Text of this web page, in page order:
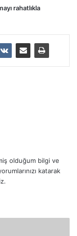
rahatlıkla
olduğum bilgi ve
katarak